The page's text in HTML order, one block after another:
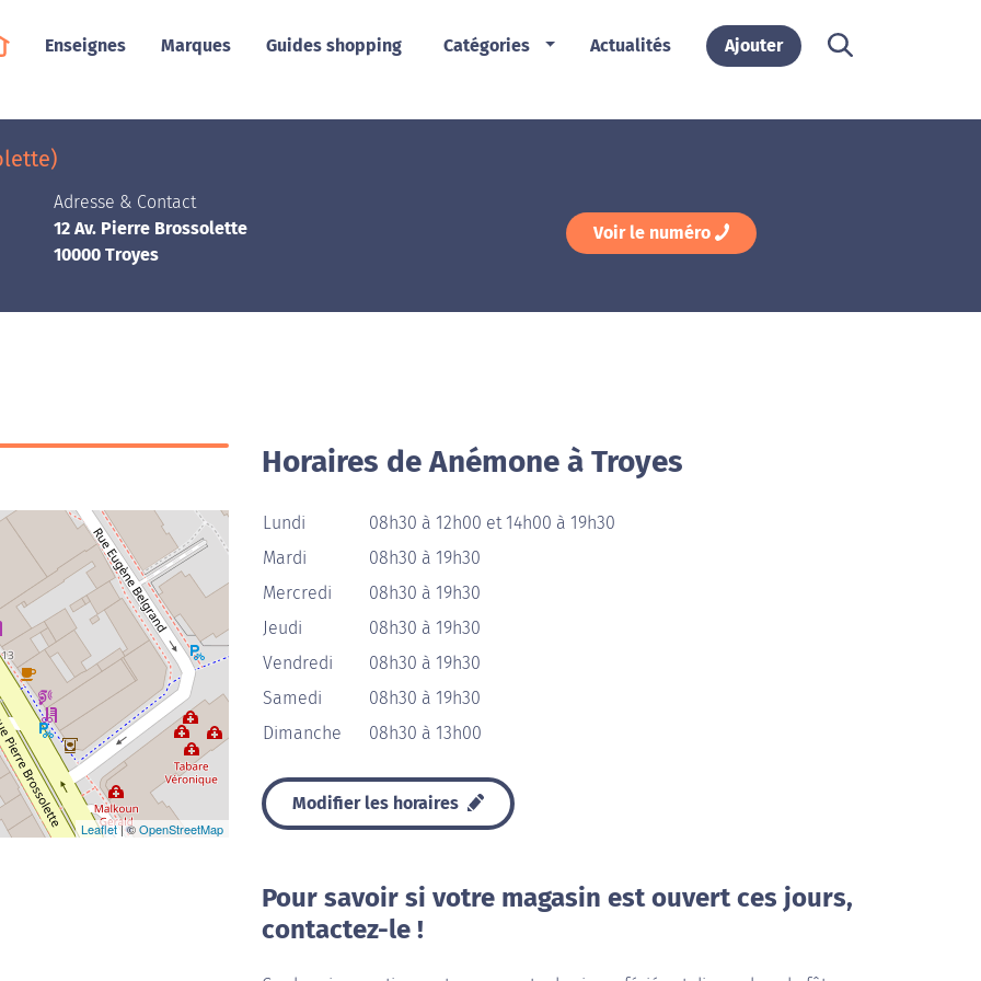
Enseignes Marques Guides shopping Catégories Actualités Ajouter
Adresse & Contact
12 Av. Pierre Brossolette
10000 Troyes
Voir le numéro
Leaflet| ©OpenStreetMap
Horaires de Anémone à Troyes
Lundi
08h30 à 12h00 et 14h00 à 19h30
Mardi
08h30 à 19h30
Mercredi
08h30 à 19h30
Jeudi
08h30 à 19h30
Vendredi
08h30 à 19h30
Samedi
08h30 à 19h30
Dimanche
08h30 à 13h00
Modifier les horaires
Pour savoir si votre magasin est ouvert ces jours,
contactez-le !